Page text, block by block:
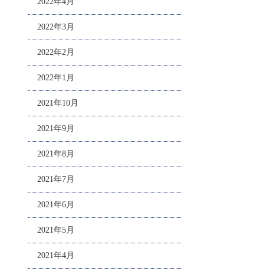
2022年3月
2022年2月
2022年1月
2021年10月
2021年9月
2021年8月
2021年7月
2021年6月
2021年5月
2021年4月